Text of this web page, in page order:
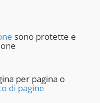
sono protette e
per pagina o
di pagine